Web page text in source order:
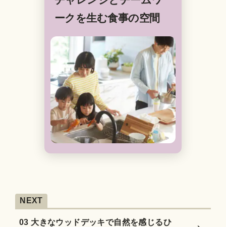
ークを生む食事の空間
NEXT
03 大きなウッドデッキで自然を感じるひ